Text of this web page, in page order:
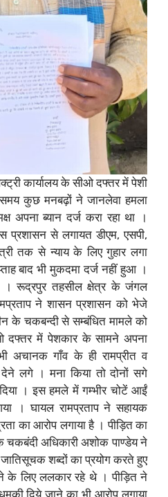
कार्यालय के सीओ दफ्तर में पेशी
कुछ मनबढ़ों ने जानलेवा हमला
अपना ब्यान दर्ज करा रहा था ।
प्रशासन से लगायत डीएम, एसपी,
तक से न्याय के लिए गुहार लगा
बाद भी मुकदमा दर्ज नहीं हुआ ।
। रूद्रपुर तहसील क्षेत्र के जंगल
ने शासन प्रशासन को भेजे
के चकबन्दी से सम्बंधित मामले को
दफ्तर में पेशकार के सामने अपना
अचानक गाँव के ही रामप्रीत व
देने लगे । मना किया तो दोनों सगे
। इस हमले में गम्भीर चोटें आईं
। घायल रामप्रताप ने सहायक
का आरोप लगाया है । पीड़ित का
चकबंदी अधिकारी अशोक पाण्डेय ने
शब्दों का प्रयोग करते हुए
के लिए ललकार रहे थे । पीड़ित ने
धमकी दिये जाने का भी आरोप लगाया